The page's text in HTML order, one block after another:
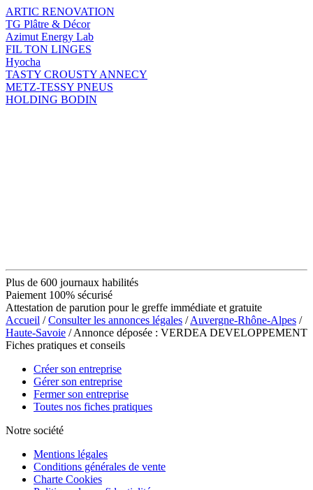
ARTIC RENOVATION
TG Plâtre & Décor
Azimut Energy Lab
FIL TON LINGES
Hyocha
TASTY CROUSTY ANNECY
METZ-TESSY PNEUS
HOLDING BODIN
Plus de 600 journaux habilités
Paiement 100% sécurisé
Attestation de parution pour le greffe immédiate et gratuite
Accueil /Consulter les annonces légales /Auvergne-Rhône-Alpes /
Haute-Savoie / Annonce déposée : VERDEA DEVELOPPEMENT
Fiches pratiques et conseils
Créer son entreprise
Gérer son entreprise
Fermer son entreprise
Toutes nos fiches pratiques
Notre société
Mentions légales
Conditions générales de vente
Charte Cookies